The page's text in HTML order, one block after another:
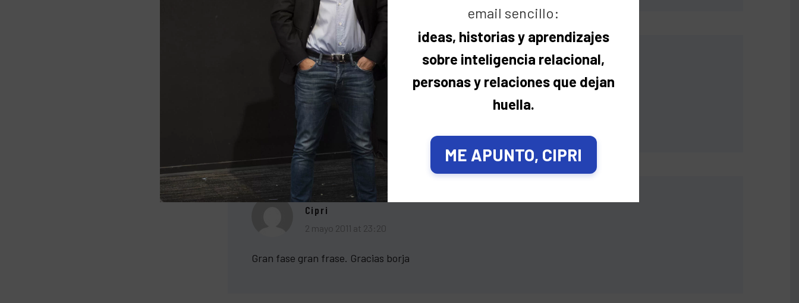
Cipri
2 mayo 2011 at 23:18
Muchas muchas gracias de corazon mil gracias
Cipri
2 mayo 2011 at 23:20
Gran fase gran frase. Gracias borja
email sencillo:
ideas, historias y aprendizajes
sobre inteligencia relacional,
personas y relaciones que dejan
huella.
ME APUNTO, CIPRI